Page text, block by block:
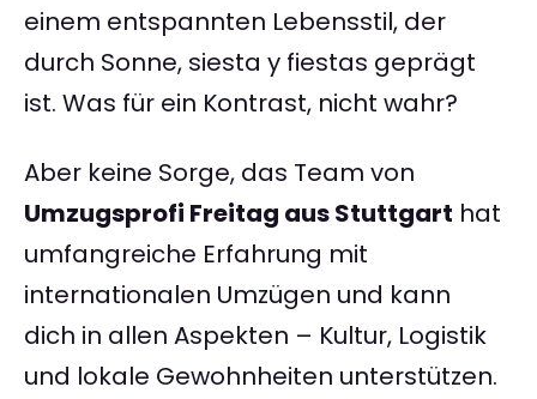
einem entspannten Lebensstil, der
durch Sonne, siesta y fiestas geprägt
ist. Was für ein Kontrast, nicht wahr?
Aber keine Sorge, das Team von
Umzugsprofi Freitag aus Stuttgart hat
umfangreiche Erfahrung mit
internationalen Umzügen und kann
dich in allen Aspekten – Kultur, Logistik
und lokale Gewohnheiten unterstützen.